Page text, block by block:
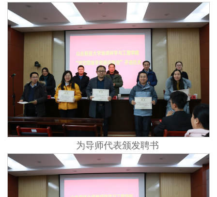
为导师代表颁发聘书